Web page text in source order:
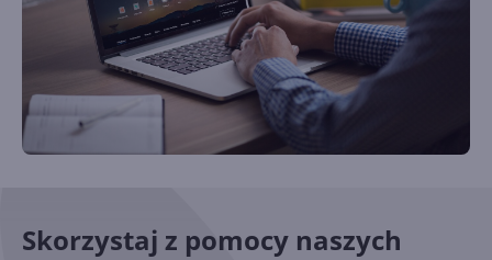
Skorzystaj z pomocy naszych